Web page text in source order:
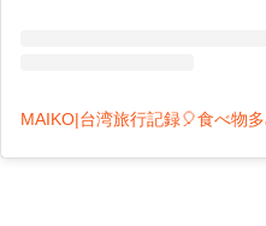
MAIKO|台湾旅行記録🎈食べ物